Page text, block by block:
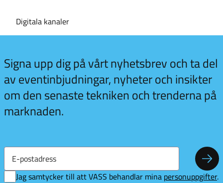
Digitala kanaler
Signa upp dig på vårt nyhetsbrev och ta del
av eventinbjudningar, nyheter och insikter
om den senaste tekniken och trenderna på
marknaden.
E-
postadress
Jag samtycker till att VASS behandlar mina personuppgifter.
kul